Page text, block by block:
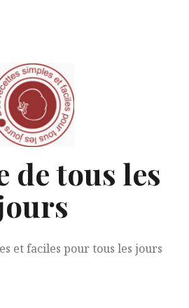
de tous les
et faciles pour tous les jours